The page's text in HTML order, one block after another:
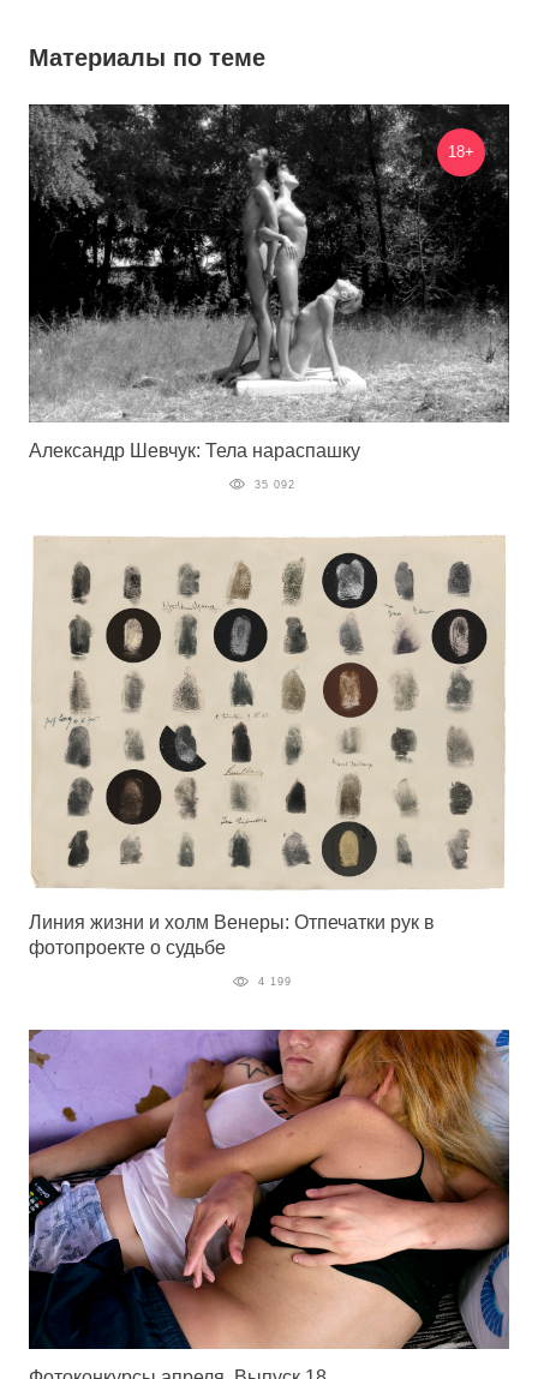
Материалы по теме
18+
Александр Шевчук: Тела нараспашку
35 092
Линия жизни и холм Венеры: Отпечатки рук в
фотопроекте о судьбе
4 199